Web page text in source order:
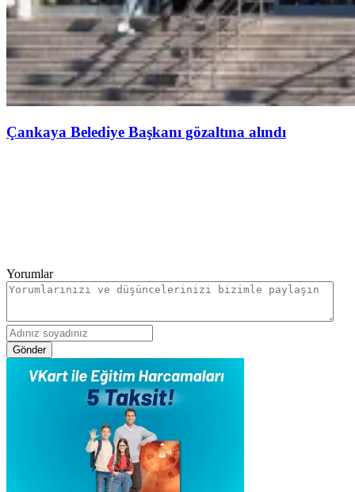
Çankaya Belediye Başkanı gözaltına alındı
Yorumlar
Gönder